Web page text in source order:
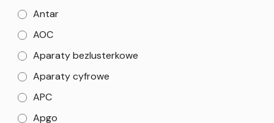
Antar
AOC
Aparaty bezlusterkowe
Aparaty cyfrowe
APC
Apgo